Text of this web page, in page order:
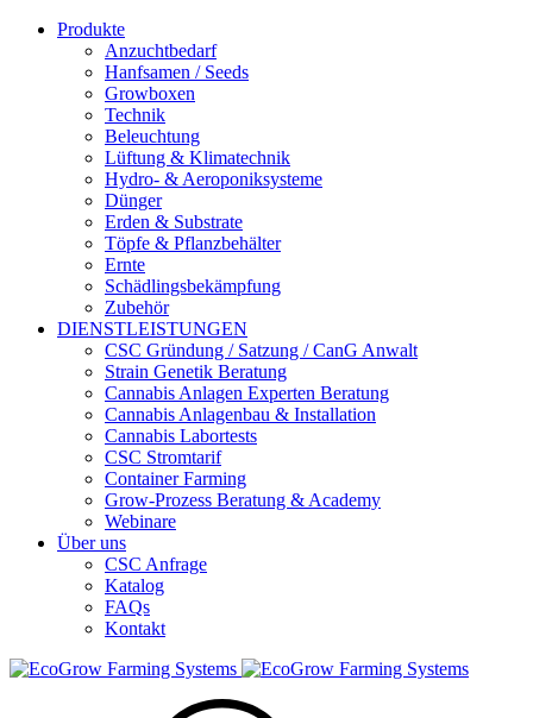
Produkte
Anzuchtbedarf
Hanfsamen / Seeds
Growboxen
Technik
Beleuchtung
Lüftung & Klimatechnik
Hydro- & Aeroponiksysteme
Dünger
Erden & Substrate
Töpfe & Pflanzbehälter
Ernte
Schädlingsbekämpfung
Zubehör
DIENSTLEISTUNGEN
CSC Gründung / Satzung / CanG Anwalt
Strain Genetik Beratung
Cannabis Anlagen Experten Beratung
Cannabis Anlagenbau & Installation
Cannabis Labortests
CSC Stromtarif
Container Farming
Grow-Prozess Beratung & Academy
Webinare
Über uns
CSC Anfrage
Katalog
FAQs
Kontakt